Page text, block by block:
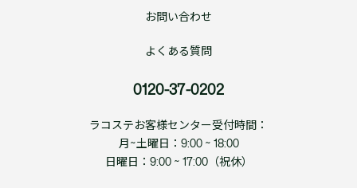
お問い合わせ
よくある質問
0120-37-0202
ラコステお客様センター受付時間：
月~土曜日：9:00 ~ 18:00
日曜日：9:00 ~ 17:00（祝休）